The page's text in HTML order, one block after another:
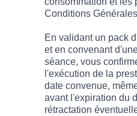
Conditions
En validant un pack
et en convenant
séance, vous
l'exécution de la
date convenue,
avant l'expiration du
rétractation